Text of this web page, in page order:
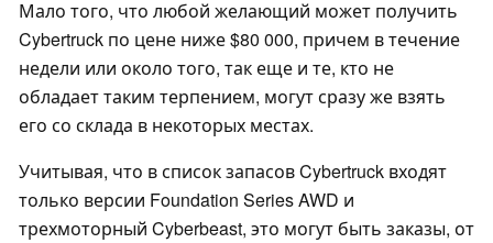
Мало того, что любой желающий может получить
Cybertruck по цене ниже $80 000, причем в течение
недели или около того, так еще и те, кто не
обладает таким терпением, могут сразу же взять
его со склада в некоторых местах.
Учитывая, что в список запасов Cybertruck входят
только версии Foundation Series AWD и
трехмоторный Cyberbeast, это могут быть заказы, от